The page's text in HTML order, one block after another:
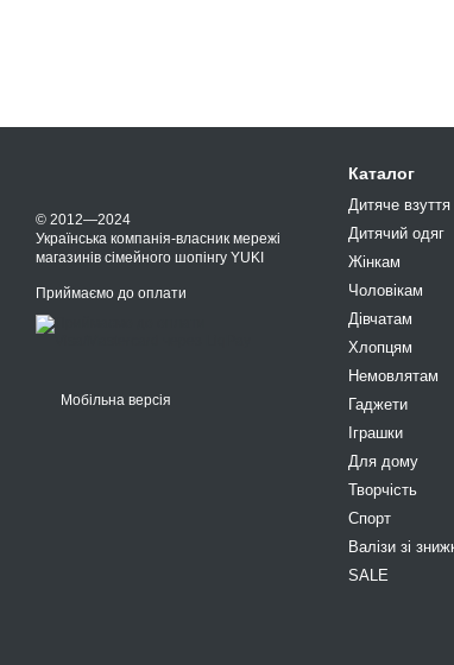
© 2012—2024
Українська компанія-власник мережі
магазинів сімейного шопінгу YUKI
Приймаємо до оплати
Мобільна версія
Каталог
Дитяче взуття
Дитячий одяг
Жінкам
Чоловікам
Дівчатам
Хлопцям
Немовлятам
Гаджети
Іграшки
Для дому
Творчість
Спорт
Валізи зі
SALE